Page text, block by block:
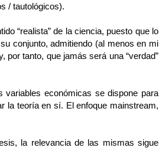
/ tautológicos).
“realista” de la ciencia, puesto que lo
conjunto, admitiendo (al menos en mi
tanto, que jamás será una “verdad”
variables económicas se dispone para
la teoría en sí. El enfoque mainstream,
la relevancia de las mismas sigue